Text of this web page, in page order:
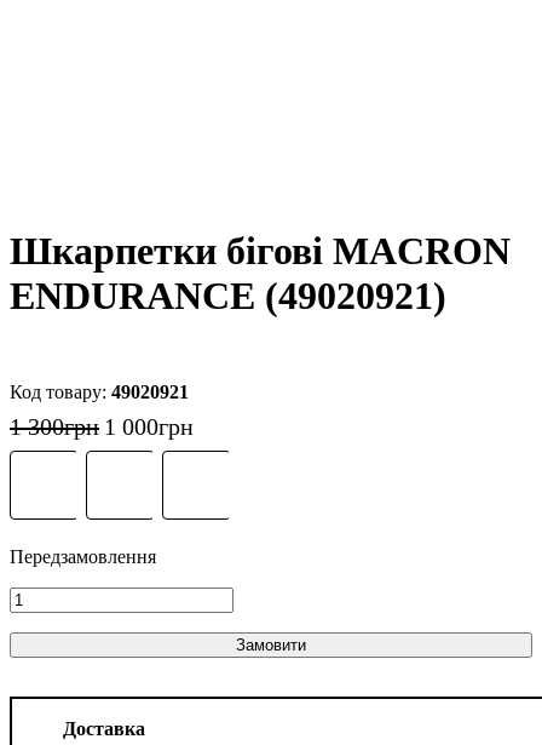
Шкарпетки бігові MACRON
ENDURANCE (49020921)
49020921
1 300грн 1 000грн
Замовити
Доставка